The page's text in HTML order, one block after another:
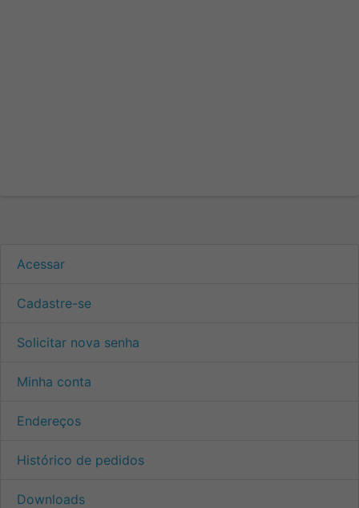
Acessar
Cadastre-se
Solicitar nova senha
Minha conta
Endereços
Histórico de pedidos
Downloads